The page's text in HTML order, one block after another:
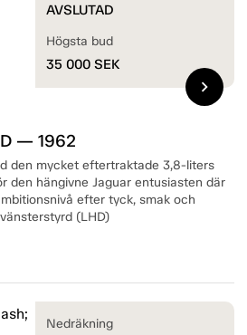
— 1962
den mycket eftertraktade 3,8-liters
den hängivne Jaguar entusiasten där
efter tyck, smak och
(LHD)
AVSLUTAD
Högsta bud
35 000 SEK
chevron_right
Nedräkning